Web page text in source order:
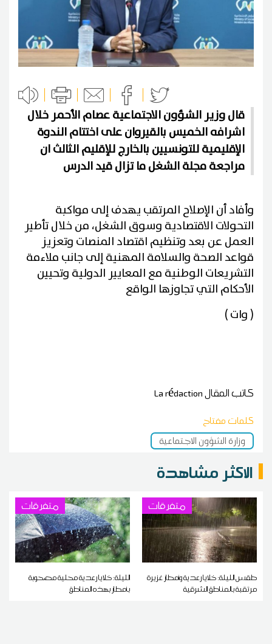
قال وزير الشؤون الاجتماعية عصام الأحمر خلال
اشرافه الخميس بالقيروان على اختتام الندوة
الإقليمية للتونسيين بالخارج للإقليم الثالث ان
مراجعة مجلة الشغل ما تزال قيد الدرس
وأفاد أن الإصلاح المرتقب يهدف إلى مواكبة
التحولات الاقتصادية وسوق الشغل، من خلال تأطير
العمل عن بعد وتنظيم اقتصاد المنصات وتعزيز
قواعد الصحة والسلامة المهنية إلى جانب ملاءمة
التشريعات الوطنية مع المعايير الدولية وتحيين
الأحكام التي تجاوزها الواقع
( وات )
كاتب المقالLa rédaction
كلمات مفتاح
وزارة الشؤون الاجتماعية
الاكثر مشاهدة
متفرقات
طقس الليلة: خلايا رعدية وأمطار غزيرة
مرتقبة بالمناطق الشرقية
متفرقات
الليلة: خلايا رعدية محلية مصحوبة
بأمطار بهذه المناطق